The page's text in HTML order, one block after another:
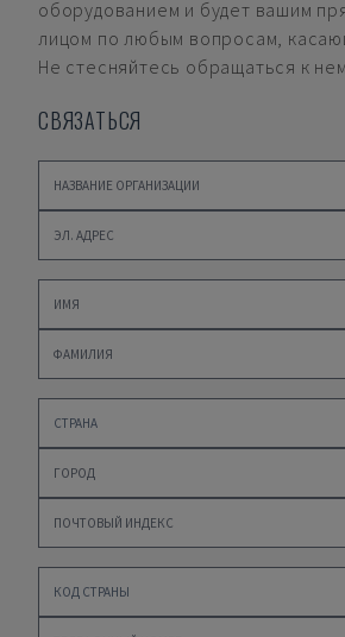
оборудованием и будет вашим
лицом по любым вопросам,
Не стесняйтесь обращаться к
СВЯЗАТЬСЯ